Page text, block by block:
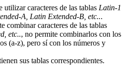
utilizar caracteres de las tablas Latin-1
A, Latin Extended-B, etc...
combinar caracteres de las tablas
etc.., no permite combinarlos con los
(a-z), pero sí con los números y
sus tablas correspondientes.